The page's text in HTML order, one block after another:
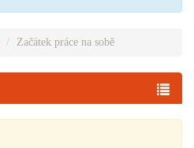
Začátek práce na sobě